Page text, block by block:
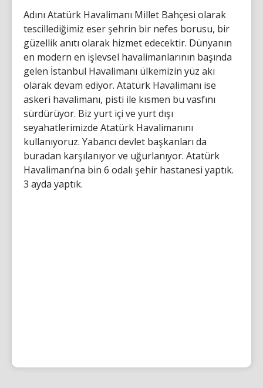
Adını Atatürk Havalimanı Millet Bahçesi olarak
tescillediğimiz eser şehrin bir nefes borusu, bir
güzellik anıtı olarak hizmet edecektir. Dünyanın
en modern en işlevsel havalimanlarının başında
gelen İstanbul Havalimanı ülkemizin yüz akı
olarak devam ediyor. Atatürk Havalimanı ise
askeri havalimanı, pisti ile kısmen bu vasfını
sürdürüyor. Biz yurt içi ve yurt dışı
seyahatlerimizde Atatürk Havalimanını
kullanıyoruz. Yabancı devlet başkanları da
buradan karşılanıyor ve uğurlanıyor. Atatürk
Havalimanı’na bin 6 odalı şehir hastanesi yaptık.
3 ayda yaptık.